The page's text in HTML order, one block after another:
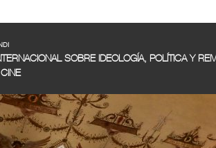
SOBRE IDEOLOGÍA, POLÍTICA Y